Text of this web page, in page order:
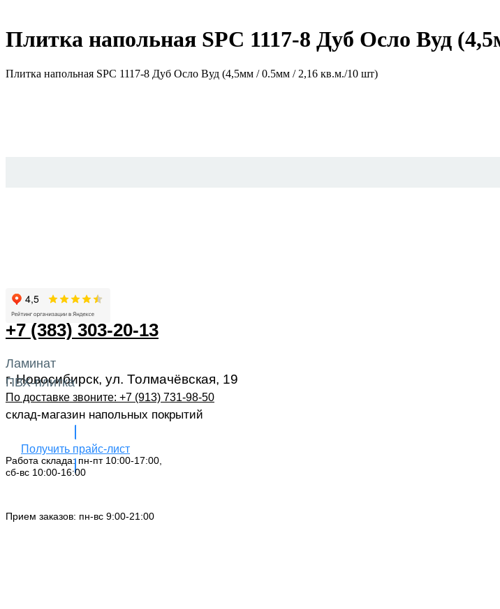
Плитка напольная SPC 1117-8 Дуб Осло Вуд
Плитка напольная SPC 1117-8 Дуб Осло Вуд (4,5мм / 0.5мм / 2,16 кв.м./10 шт)
+7 (383) 303-20-13
г. Новосибирск, ул. Толмачёвская, 19
По доставке звоните: +7 (913) 731-98-50‬
склад-магазин напольных покрытий
Получить прайс-лист
Работа склада: пн-пт 10:00-17:00,
сб-вс 10:00-16:00
Прием заказов: пн-вс 9:00-21:00
Ламинат
ПВХ-плитка